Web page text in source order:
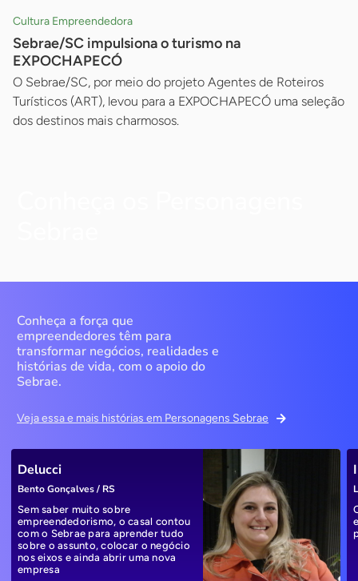
Cultura Empreendedora
Sebrae/SC impulsiona o turismo na
EXPOCHAPECÓ
O Sebrae/SC, por meio do projeto Agentes de Roteiros
Turísticos (ART), levou para a EXPOCHAPECÓ uma seleção
dos destinos mais charmosos.
Conheça a força que
empreendedores têm para
transformar negócios, realidades e
histórias de vida, com o apoio do
Sebrae.
Veja essa e mais histórias em Personagens Sebrae
Delucci
Bento Gonçalves / RS
Sem saber muito sobre
empreendedorismo, o casal contou
com o Sebrae para aprender tudo
sobre o assunto, colocar o negócio
nos eixos e ainda abrir uma nova
empresa